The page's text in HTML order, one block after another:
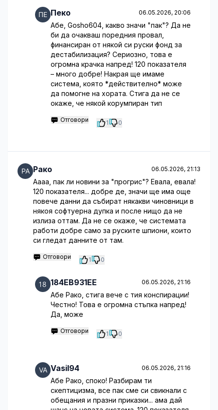
Пеко 06.05.2026, 20:06
Абе, Gosho604, какво значи "пак"? Да не
би да очакваш поредния провал,
финансиран от някой си руски фонд за
дестабилизация? Сериозно, това е
огромна крачка напред! 120 показателя
– много добре! Накрая ще имаме
система, която *действително* може
да помогне на хората. Стига да не се
окаже, че някой корумпиран тип
Отговори 1 0
Рако 06.05.2026, 21:13
Аааа, пак ли новини за "прогрис"? Евала, евала!
120 показателя... добре де, значи ще има още
повече данни да събират някакви чиновници в
някоя софтуерна дупка и после нищо да не
излиза оттам. Да не се окаже, че системата
работи добре само за руските шпиони, които
си гледат данните от там.
Отговори 1 0
184EB931EE 06.05.2026, 21:16
Абе Рако, стига вече с тия конспирации!
Честно! Това е огромна стъпка напред!
Да, може
Отговори 1 0
Vasil94 06.05.2026, 21:16
Абе Рако, споко! Разбирам ти
скептицизма, все пак сме си свикнали с
обещания и празни приказки... ама дай